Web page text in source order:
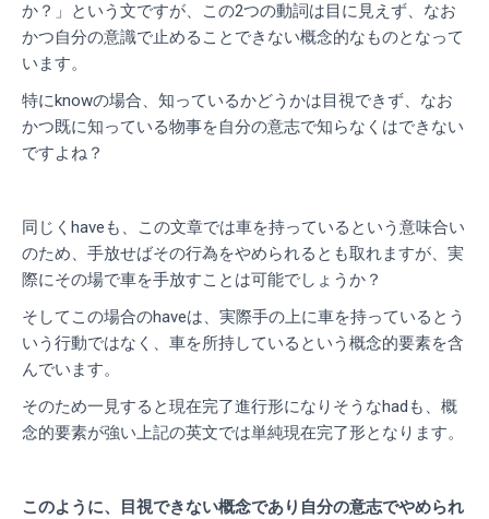
か？」という文ですが、この2つの動詞は目に見えず、なお
かつ自分の意識で止めることできない概念的なものとなって
います。
特にknowの場合、知っているかどうかは目視できず、なお
かつ既に知っている物事を自分の意志で知らなくはできない
ですよね？
同じくhaveも、この文章では車を持っているという意味合い
のため、手放せばその行為をやめられるとも取れますが、実
際にその場で車を手放すことは可能でしょうか？
そしてこの場合のhaveは、実際手の上に車を持っているとう
いう行動ではなく、車を所持しているという概念的要素を含
んでいます。
そのため一見すると現在完了進行形になりそうなhadも、概
念的要素が強い上記の英文では単純現在完了形となります。
このように、目視できない概念であり自分の意志でやめられ